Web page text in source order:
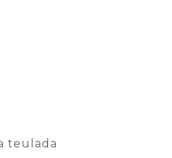
teulada